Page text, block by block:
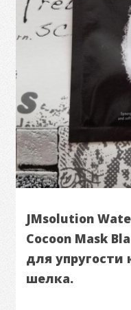
JMsolution
Cocoon Mask
для
шелка.